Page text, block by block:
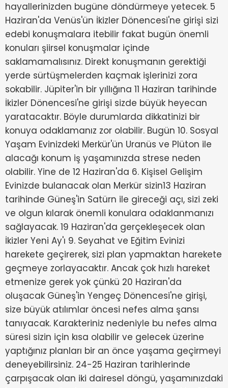
hayallerinizden bugüne döndürmeye yetecek. 5
Haziran'da Venüs'ün İkizler Dönencesi'ne girişi sizi
edebi konuşmalara itebilir fakat bugün önemli
konuları şiirsel konuşmalar içinde
saklamamalısınız. Direkt konuşmanın gerektiği
yerde sürtüşmelerden kaçmak işlerinizi zora
sokabilir. Jüpiter'in bir yıllığına 11 Haziran tarihinde
İkizler Dönencesi'ne girişi sizde büyük heyecan
yaratacaktır. Böyle durumlarda dikkatinizi bir
konuya odaklamanız zor olabilir. Bugün 10. Sosyal
Yaşam Evinizdeki Merkür'ün Uranüs ve Plüton ile
alacağı konum iş yaşamınızda strese neden
olabilir. Yine de 12 Haziran'da 6. Kişisel Gelişim
Evinizde bulanacak olan Merkür sizin13 Haziran
tarihinde Güneş'in Satürn ile gireceği açı, sizi zeki
ve olgun kılarak önemli konulara odaklanmanızı
sağlayacak. 19 Haziran'da gerçekleşecek olan
İkizler Yeni Ay'ı 9. Seyahat ve Eğitim Evinizi
harekete geçirerek, sizi plan yapmaktan harekete
geçmeye zorlayacaktır. Ancak çok hızlı hareket
etmenize gerek yok çünkü 20 Haziran'da
oluşacak Güneş'in Yengeç Dönencesi'ne girişi,
size büyük atılımlar öncesi nefes alma şansı
tanıyacak. Karakteriniz nedeniyle bu nefes alma
süresi sizin için kısa olabilir ve gelecek üzerine
yaptığınız planları bir an önce yaşama geçirmeyi
deneyebilirsiniz. 24-25 Haziran tarihlerinde
çarpışacak olan iki dairesel döngü, yaşamınızdaki